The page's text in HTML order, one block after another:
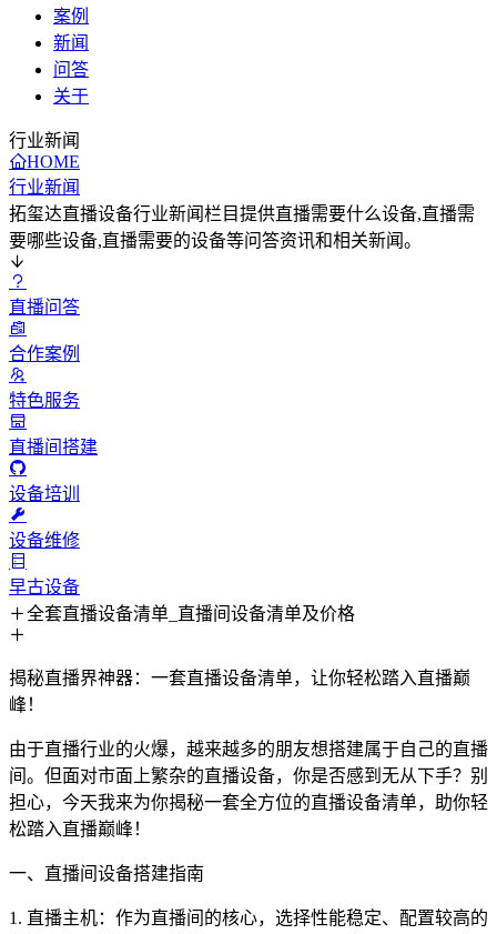
案例
新闻
问答
关于
行业新闻
HOME
行业新闻
拓玺达直播设备行业新闻栏目提供直播需要什么设备,直播需
要哪些设备,直播需要的设备等问答资讯和相关新闻。
直播问答
合作案例
特色服务
直播间搭建
设备培训
设备维修
早古设备
全套直播设备清单_直播间设备清单及价格
揭秘直播界神器：一套直播设备清单，让你轻松踏入直播巅
峰！
由于直播行业的火爆，越来越多的朋友想搭建属于自己的直播
间。但面对市面上繁杂的直播设备，你是否感到无从下手？别
担心，今天我来为你揭秘一套全方位的直播设备清单，助你轻
松踏入直播巅峰！
一、直播间设备搭建指南
1. 直播主机：作为直播间的核心，选择性能稳定、配置较高的